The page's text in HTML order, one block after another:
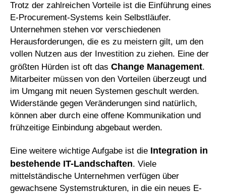
Trotz der zahlreichen Vorteile ist die Einführung eines
E-Procurement-Systems kein Selbstläufer.
Unternehmen stehen vor verschiedenen
Herausforderungen, die es zu meistern gilt, um den
vollen Nutzen aus der Investition zu ziehen. Eine der
größten Hürden ist oft das Change Management.
Mitarbeiter müssen von den Vorteilen überzeugt und
im Umgang mit neuen Systemen geschult werden.
Widerstände gegen Veränderungen sind natürlich,
können aber durch eine offene Kommunikation und
frühzeitige Einbindung abgebaut werden.
Eine weitere wichtige Aufgabe ist die Integration in
bestehende IT-Landschaften. Viele
mittelständische Unternehmen verfügen über
gewachsene Systemstrukturen, in die ein neues E-